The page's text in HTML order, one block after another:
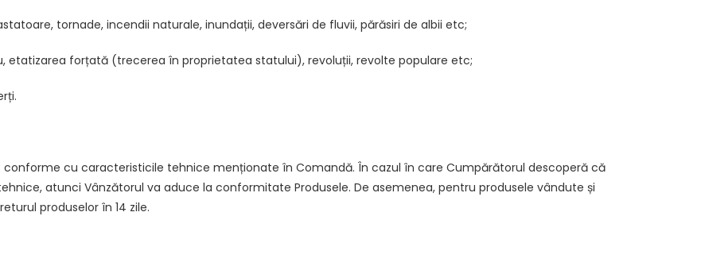
tornade, incendii naturale, inundații, deversări de fluvii, părăsiri de albii etc;
etatizarea forțată (trecerea în proprietatea statului), revoluții, revolte populare etc;
cu caracteristicile tehnice menționate în Comandă. În cazul în care Cumpărătorul descoperă că
atunci Vânzătorul va aduce la conformitate Produsele. De asemenea, pentru produsele vândute și
produselor în 14 zile.